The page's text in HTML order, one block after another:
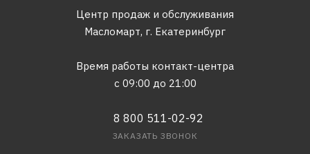
Центр продаж и обслуживания
Масломарт, г. Екатеринбург
Время работы контакт-центра
с 09:00 до 21:00
8 800 511-02-92
ЗАКАЗАТЬ ЗВОНОК